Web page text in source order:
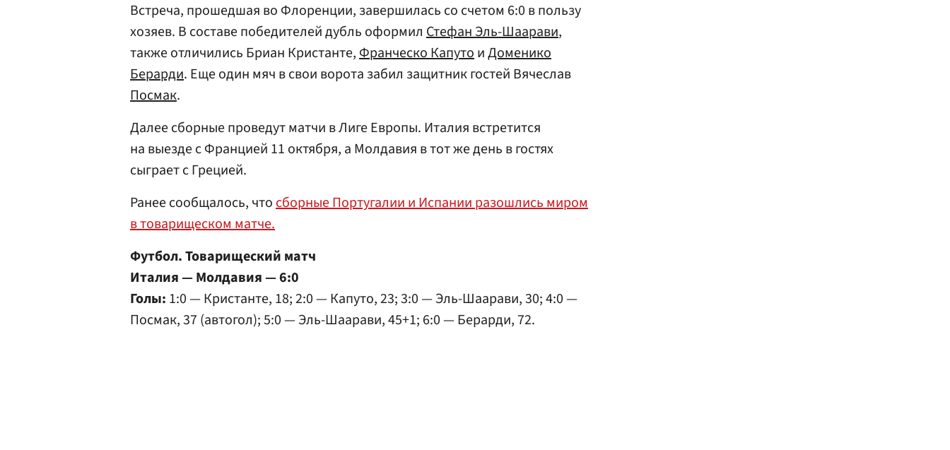
Встреча, прошедшая во Флоренции, завершилась со счетом 6:0 в пользу
хозяев. В составе победителей дубль оформил Стефан Эль-Шаарави,
также отличились Бриан Кристанте,Франческо КапутоиДоменико
Берарди. Еще один мяч в свои ворота забил защитник гостей Вячеслав
Посмак.
Далее сборные проведут матчи в Лиге Европы. Италия встретится
на выезде с Францией 11 октября, а Молдавия в тот же день в гостях
сыграет с Грецией.
Ранее сообщалось, чтосборные Португалии и Испании разошлись миром
в товарищеском матче.
Футбол. Товарищеский матч
Италия — Молдавия — 6:0
Голы: 1:0 — Кристанте, 18; 2:0 — Капуто, 23; 3:0 — Эль-Шаарави, 30; 4:0 —
Посмак, 37 (автогол); 5:0 — Эль-Шаарави, 45+1; 6:0 — Берарди, 72.